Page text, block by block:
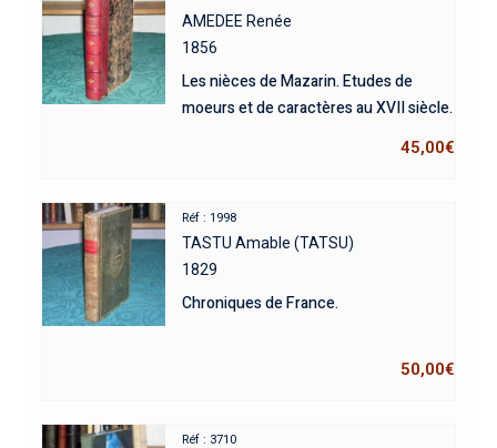
AMEDEE Renée
1856
Les nièces de Mazarin. Etudes de
moeurs et de caractères au XVII siècle.
45,00€
Réf : 1998
TASTU Amable (TATSU)
1829
Chroniques de France.
50,00€
Réf : 3710